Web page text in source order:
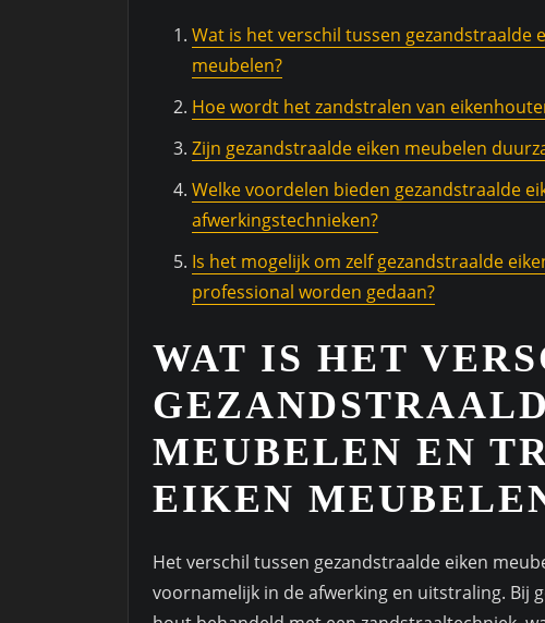
Wat is het verschil tussen gezandstraalde
meubelen?
Hoe wordt het zandstralen van
Zijn gezandstraalde eiken meubelen
Welke voordelen bieden gezandstraalde
afwerkingstechnieken?
Is het mogelijk om zelf gezandstraalde
professional worden gedaan?
WAT IS HET
MEUBELEN EN
EIKEN
Het verschil tussen gezandstraalde eiken
voornamelijk in de afwerking en uitstraling. Bij